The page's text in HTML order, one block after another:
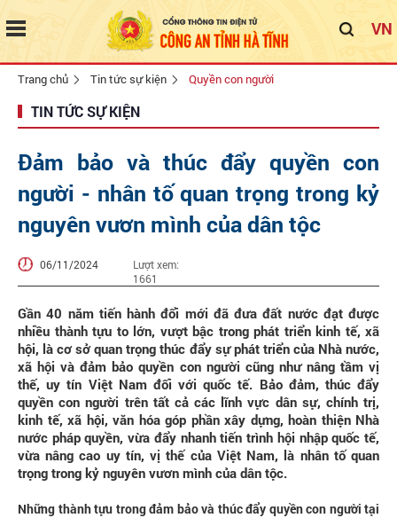
VN
Trang chủ Tin tức sự kiện Quyền con người
TIN TỨC SỰ KIỆN
Đảm bảo và thúc đẩy quyền con
người - nhân tố quan trọng trong kỷ
nguyên vươn mình của dân tộc
06/11/2024
Lượt xem:
1661
Gần 40 năm tiến hành đổi mới đã đưa đất nước đạt được
nhiều thành tựu to lớn, vượt bậc trong phát triển kinh tế, xã
hội, là cơ sở quan trọng thúc đẩy sự phát triển của Nhà nước,
xã hội và đảm bảo quyền con người cũng như nâng tầm vị
thế, uy tín Việt Nam đối với quốc tế. Bảo đảm, thúc đẩy
quyền con người trên tất cả các lĩnh vực dân sự, chính trị,
kinh tế, xã hội, văn hóa góp phần xây dựng, hoàn thiện Nhà
nước pháp quyền, vừa đẩy nhanh tiến trình hội nhập quốc tế,
vừa nâng cao uy tín, vị thế của Việt Nam, là nhân tố quan
trọng trong kỷ nguyên vươn mình của dân tộc.
Những thành tựu trong đảm bảo và thúc đẩy quyền con người tại